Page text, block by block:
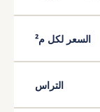
السعر لكل م²
التراس